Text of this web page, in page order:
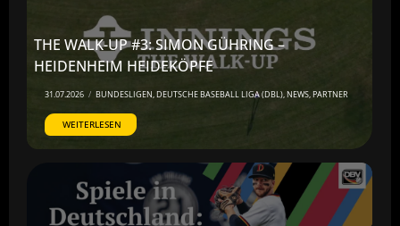
THE WALK-UP #3: SIMON GÜHRING –
HEIDENHEIM HEIDEKÖPFE
31.07.2026 / BUNDESLIGEN,DEUTSCHE BASEBALL LIGA (DBL),NEWS,PARTNER
WEITERLESEN